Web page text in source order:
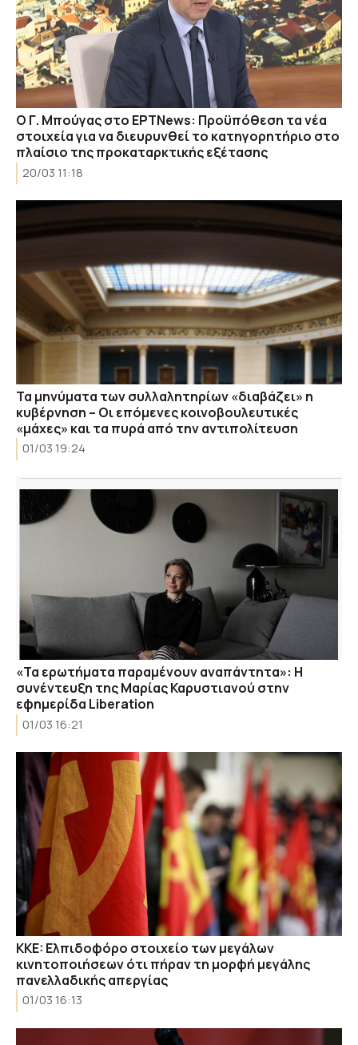
Ο Γ. Μπούγας στο ΕΡΤΝews: Προϋπόθεση τα νέα
στοιχεία για να διευρυνθεί το κατηγορητήριο στο
πλαίσιο της προκαταρκτικής εξέτασης
20/03 11:18
Τα μηνύματα των συλλαλητηρίων «διαβάζει» η
κυβέρνηση – Οι επόμενες κοινοβουλευτικές
«μάχες» και τα πυρά από την αντιπολίτευση
01/03 19:24
«Τα ερωτήματα παραμένουν αναπάντητα»: Η
συνέντευξη της Μαρίας Καρυστιανού στην
εφημερίδα Liberation
01/03 16:21
KKE: Ελπιδοφόρο στοιχείο των μεγάλων
κινητοποιήσεων ότι πήραν τη μορφή μεγάλης
πανελλαδικής απεργίας
01/03 16:13